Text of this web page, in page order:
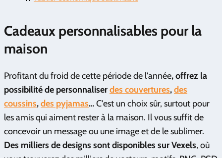
Cadeaux personnalisables pour la
maison
Profitant du froid de cette période de l'année, offrez la
possibilité de personnaliserdes couvertures,des
coussins,des pyjamas…C'est un choix sûr, surtout pour
les amis qui aiment rester à la maison. Il vous suffit de
concevoir un message ou une image et de le sublimer.
Des milliers de designs sont disponibles sur Vexels, où